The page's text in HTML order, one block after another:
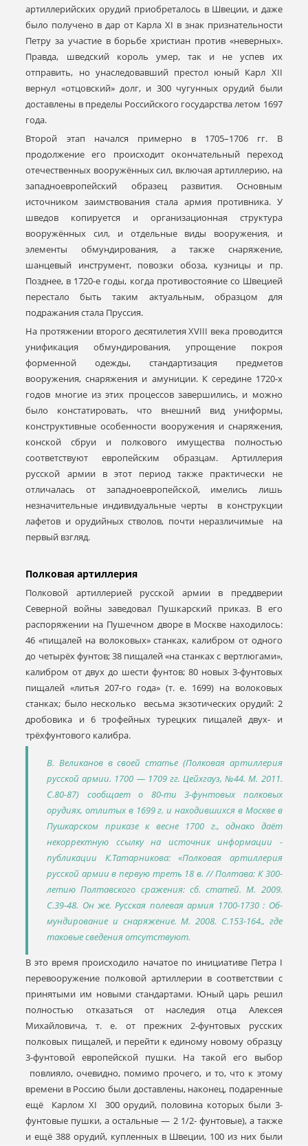
артиллерийских орудий приобреталось в Швеции, и даже
было получено в дар от Карла XI в знак признательности
Петру за участие в борьбе христиан против «неверных».
Правда, шведский король умер, так и не успев их
отправить, но унаследовавший престол юный Карл XII
вернул «отцовский» долг, и 300 чугунных орудий были
доставлены в пределы Российского государства летом 1697
года.
Второй этап начался примерно в 1705–1706 гг. В
продолжение его происходит окончательный переход
отечественных вооружённых сил, включая артиллерию, на
западноевропейский образец развития. Основным
источником заимствования стала армия противника. У
шведов копируется и организационная структура
вооружённых сил, и отдельные виды вооружения, и
элементы обмундирования, а также снаряжение,
шанцевый инструмент, повозки обоза, кузницы и пр.
Позднее, в 1720-е годы, когда противостояние со Швецией
перестало быть таким актуальным, образцом для
подражания стала Пруссия.
На протяжении второго десятилетия XVIII века проводится
унификация обмундирования, упрощение покроя
форменной одежды, стандартизация предметов
вооружения, снаряжения и амуниции. К середине 1720-х
годов многие из этих процессов завершились, и можно
было констатировать, что внешний вид униформы,
конструктивные особенности вооружения и снаряжения,
конской сбруи и полкового имущества полностью
соответствуют европейским образцам. Артиллерия
русской армии в этот период также практически не
отличалась от западноевропейской, имелись лишь
незначительные индивидуальные черты в конструкции
лафетов и орудийных стволов, почти неразличимые на
первый взгляд.
Полковая артиллерия
Полковой артиллерией русской армии в преддверии
Северной войны заведовал Пушкарский приказ. В его
распоряжении на Пушечном дворе в Москве находилось:
46 «пищалей на волоковых» станках, калибром от одного
до четырёх фунтов; 38 пищалей «на станках с вертлюгами»,
калибром от двух до шести фунтов; 80 новых 3-фунтовых
пищалей «литья 207-го года» (т. е. 1699) на волоковых
станках; было несколько весьма экзотических орудий: 2
дробовика и 6 трофейных турецких пищалей двух- и
трёхфунтового калибра.
В. Великанов в своей статье (Полковая артиллерия
русской армии. 1700 — 1709 гг. Цейхгауз, №44. М. 2011.
С.80-87) сообщает о 80-ти 3-фунтовых полковых
орудиях, отлитых в 1699 г. и находившихся в Москве в
Пушкарском приказе к весне 1700 г., однако даёт
некорректную ссылку на источник информации -
публикации К.Татарникова: «Полковая артиллерия
русской армии в первую треть 18 в. // Полтава: К 300-
летию Полтавского сражения: сб. статей. М. 2009.
С.39-48. Он же. Русская полевая армия 1700-1730 : Об-
мундирование и снаряжение. М. 2008. С.153-164., где
таковые сведения отсутствуют.
В это время происходило начатое по инициативе Петра I
перевооружение полковой артиллерии в соответствии с
принятыми им новыми стандартами. Юный царь решил
полностью отказаться от наследия отца Алексея
Михайловича, т. е. от прежних 2-фунтовых русских
полковых пищалей, и перейти к единому новому образцу
3-фунтовой европейской пушки. На такой его выбор
повлияло, очевидно, помимо прочего, и то, что к этому
времени в Россию были доставлены, наконец, подаренные
ещё Карлом XI 300 орудий, половина которых были 3-
фунтовые пушки, а остальные — 2 1/2- фунтовые), а также
и ещё 388 орудий, купленных в Швеции, 100 из них были